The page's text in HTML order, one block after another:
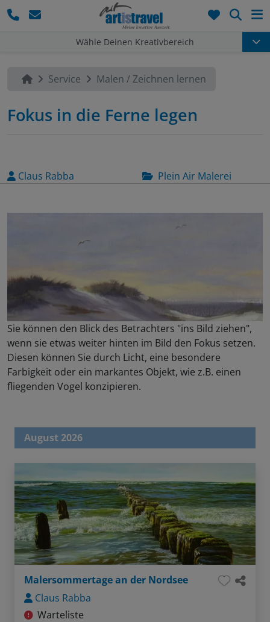
Wähle Deinen Kreativbereich
Service Malen / Zeichnen lernen
Fokus in die Ferne legen
Claus Rabba Plein Air Malerei
Sie können den Blick des Betrachters "ins Bild ziehen",
wenn sie etwas weiter hinten im Bild den Fokus setzen.
Diesen können Sie durch Licht, eine besondere
Farbigkeit oder ein markantes Objekt, wie z.B. einen
fliegenden Vogel konzipieren.
August 2026
Malersommertage an der Nordsee
Claus Rabba
Warteliste